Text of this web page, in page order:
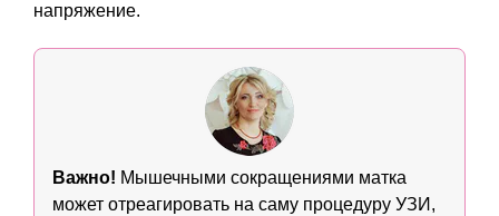
напряжение.
Важно! Мышечными сокращениями матка
может отреагировать на саму процедуру УЗИ,